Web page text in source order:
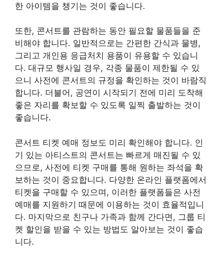
한 아이템을 챙기는 것이 좋습니다.
또한, 콘서트를 관람하는 동안 필요할 물품들을 준
비해야 합니다. 일반적으로는 간편한 간식과 물병,
그리고 개인용 응급처치 용품이 유용할 수 있습니
다. 대규모 행사일 경우, 각종 물품이 제한될 수 있
으니 사전에 콘서트의 규정을 확인하는 것이 바람직
합니다. 더불어, 공연이 시작되기 전에 미리 도착해
좋은 자리를 확보할 수 있도록 일찍 출발하는 것이
좋습니다.
콘서트 티켓 예매 정보도 미리 확인해야 합니다. 인
기 있는 아티스트의 콘서트는 빠르게 매진될 수 있
으므로, 사전에 티켓 구매를 통해 원하는 좌석을 확
보하는 것이 중요합니다. 다양한 온라인 플랫폼에서
티켓을 구매할 수 있으며, 이러한 플랫폼들은 사전
예매를 지원하기 때문에 이용하는 것이 효율적입니
다. 마지막으로 친구나 가족과 함께 간다면, 그룹 티
켓 할인을 받을 수 있는 방법도 알아보는 것이 좋습
니다.